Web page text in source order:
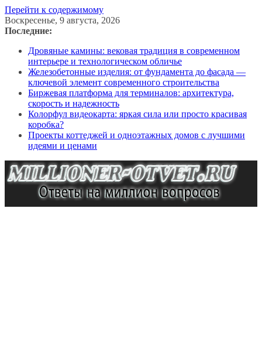
Перейти к содержимому
Воскресенье, 9 августа, 2026
Последние:
Дровяные камины: вековая традиция в современном
интерьере и технологическом обличье
Железобетонные изделия: от фундамента до фасада —
ключевой элемент современного строительства
Биржевая платформа для терминалов: архитектура,
скорость и надежность
Колорфул видеокарта: яркая сила или просто красивая
коробка?
Проекты коттеджей и одноэтажных домов с лучшими
идеями и ценами